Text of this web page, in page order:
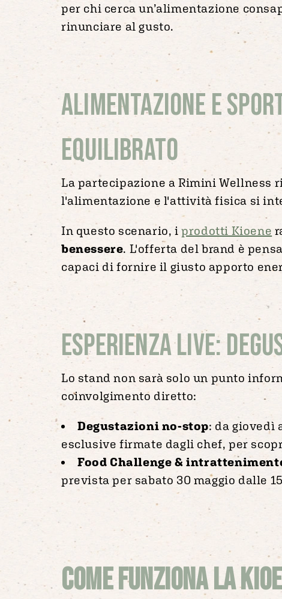
per chi cerca un’alimentazione
rinunciare al gusto.
Alimentazione e
equilibrato
La partecipazione a Rimini Wellness
l'alimentazione e l'attività fisica si
In questo scenario, iprodotti Kioene
benessere. L'offerta del brand è
capaci di fornire il giusto apporto
Esperienza live:
Lo stand non sarà solo un punto
coinvolgimento diretto:
Degustazioni no-stop: da giovedì
esclusive firmate dagli chef, per
Food Challenge &
prevista per sabato 30 maggio dalle
Come funziona la